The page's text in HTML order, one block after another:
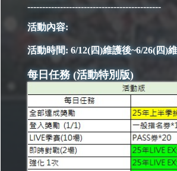
---------------------------------------------
活動內容:
活動時間: 6/12(四)維護後~6/26(四)
每日任務 (活動特別版)